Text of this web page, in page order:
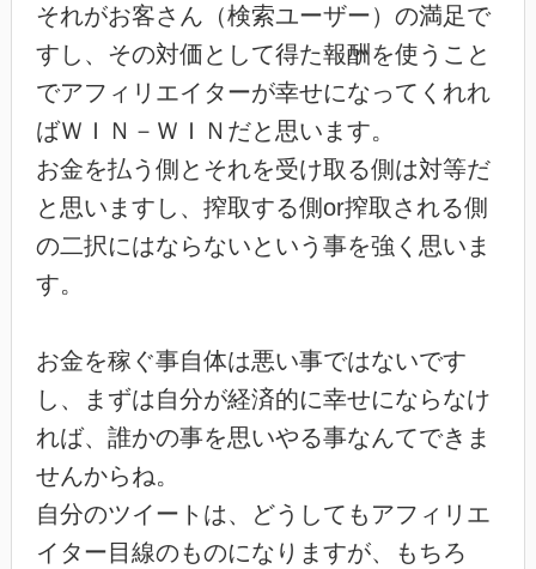
それがお客さん（検索ユーザー）の満足で
すし、その対価として得た報酬を使うこと
でアフィリエイターが幸せになってくれれ
ばＷＩＮ－ＷＩＮだと思います。
お金を払う側とそれを受け取る側は対等だ
と思いますし、搾取する側or搾取される側
の二択にはならないという事を強く思いま
す。
お金を稼ぐ事自体は悪い事ではないです
し、まずは自分が経済的に幸せにならなけ
れば、誰かの事を思いやる事なんてできま
せんからね。
自分のツイートは、どうしてもアフィリエ
イター目線のものになりますが、もちろ